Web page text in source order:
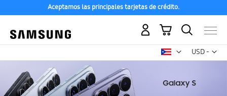
Aceptamos las principales tarjetas de crédito.
USD -
dólar
Mi carrito